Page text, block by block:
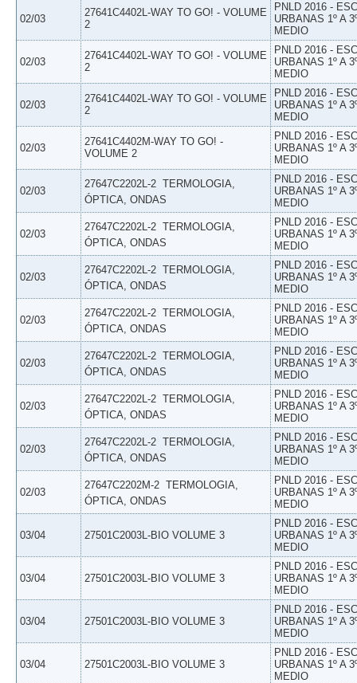
02/03
27641C4402L-WAY TO GO! - VOLUME
2
PNLD 2016 -
URBANAS 1º A
MEDIO
02/03
27641C4402L-WAY TO GO! - VOLUME
2
PNLD 2016 -
URBANAS 1º A
MEDIO
02/03
27641C4402L-WAY TO GO! - VOLUME
2
PNLD 2016 -
URBANAS 1º A
MEDIO
02/03
27641C4402M-WAY TO GO! -
VOLUME 2
PNLD 2016 -
URBANAS 1º A
MEDIO
02/03
27647C2202L-2  TERMOLOGIA,
ÓPTICA, ONDAS
PNLD 2016 -
URBANAS 1º A
MEDIO
02/03
27647C2202L-2  TERMOLOGIA,
ÓPTICA, ONDAS
PNLD 2016 -
URBANAS 1º A
MEDIO
02/03
27647C2202L-2  TERMOLOGIA,
ÓPTICA, ONDAS
PNLD 2016 -
URBANAS 1º A
MEDIO
02/03
27647C2202L-2  TERMOLOGIA,
ÓPTICA, ONDAS
PNLD 2016 -
URBANAS 1º A
MEDIO
02/03
27647C2202L-2  TERMOLOGIA,
ÓPTICA, ONDAS
PNLD 2016 -
URBANAS 1º A
MEDIO
02/03
27647C2202L-2  TERMOLOGIA,
ÓPTICA, ONDAS
PNLD 2016 -
URBANAS 1º A
MEDIO
02/03
27647C2202L-2  TERMOLOGIA,
ÓPTICA, ONDAS
PNLD 2016 -
URBANAS 1º A
MEDIO
02/03
27647C2202M-2  TERMOLOGIA,
ÓPTICA, ONDAS
PNLD 2016 -
URBANAS 1º A
MEDIO
03/04 27501C2003L-BIO VOLUME 3
PNLD 2016 -
URBANAS 1º A
MEDIO
03/04 27501C2003L-BIO VOLUME 3
PNLD 2016 -
URBANAS 1º A
MEDIO
03/04 27501C2003L-BIO VOLUME 3
PNLD 2016 -
URBANAS 1º A
MEDIO
03/04 27501C2003L-BIO VOLUME 3
PNLD 2016 -
URBANAS 1º A
MEDIO